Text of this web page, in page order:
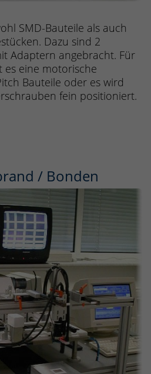
SMD-Bauteile als auch
Dazu sind 2
Adaptern angebracht. Für
es eine motorische
Bauteile oder es wird
fein positioniert.
/ Bonden